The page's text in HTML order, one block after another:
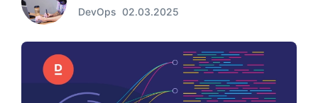
DevOps 02.03.2025